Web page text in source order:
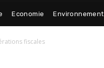
Economie Environnement
fiscales